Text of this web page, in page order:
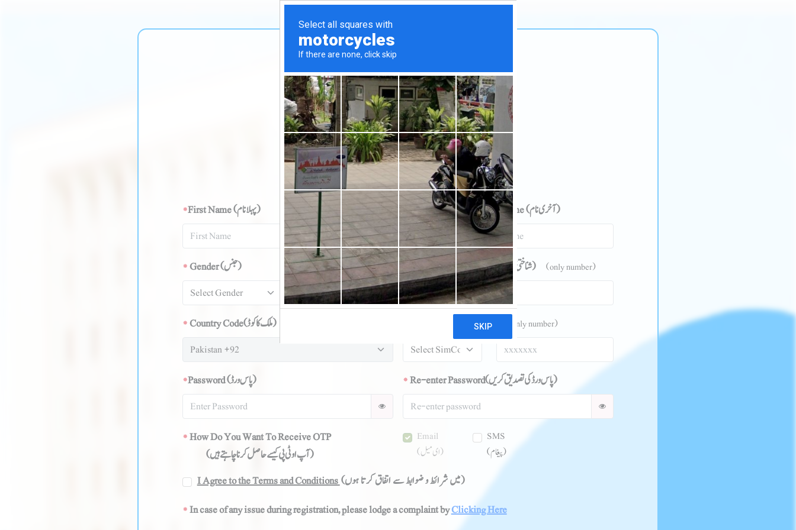
Register As Pakistani Resident
پاکستانی شہری کے طور پر رجسٹر کریں
*First Name (پہلا نام ) Middle Name (درمیانی نام ) *Last Name (آخری نام )
*Gender (جنس) *Email (ای میل) *CNIC No. (شناختی کارڈ کا نمبر) (only number)
*Country Code (ملک کا کوڈ) (only number)
*Password (پاس ورڈ) *Re-enter Password (پاس ورڈ کی تصدیق کریں)
*How Do You Want To Receive OTP
(آپ او ٹی پی کیسے حاصل کرنا چاہتے ہیں)
Email
(ای میل)
SMS
(پیغام)
I Agree to the Terms and Conditions
(میں شرائط و ضوابط سے اتفاق کرتا ہوں)
*In case of any issue during registration, please lodge a complaint byClicking Here